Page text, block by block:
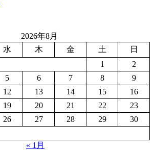
2026年8月
水 木 金 土
日
1
2
5 6 7 8
9
12 13 14 15
16
19 20 21 22
23
26 27 28 29
30
« 1月